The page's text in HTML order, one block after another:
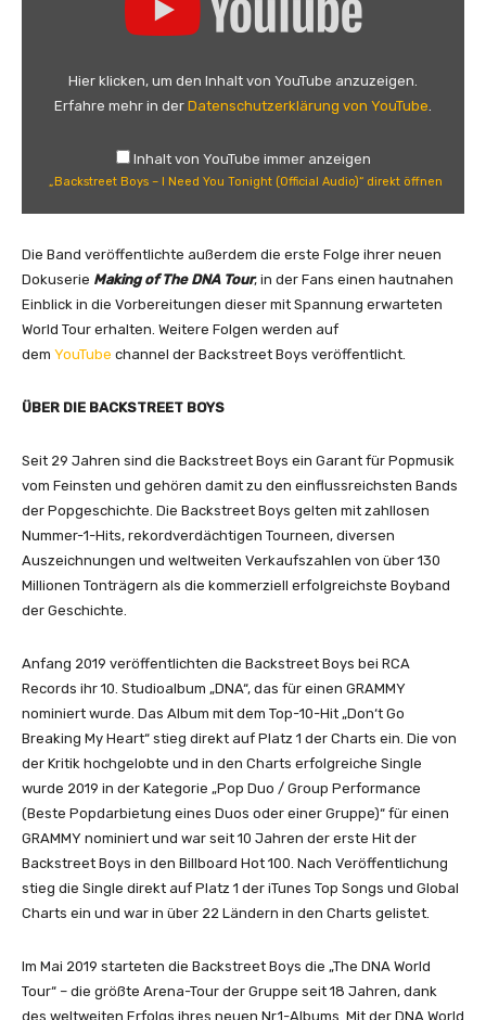
B
o
y
s
–
N
g
h
t
(
O
f
f
i
c
i
a
A
u
Hier klicken, um den Inhalt von YouTube anzuzeigen.
Erfahre mehr in der Datenschutzerklärung von YouTube.
Inhalt von YouTube immer anzeigen
„Backstreet Boys – I Need You Tonight (Official Audio)“ direkt öffnen
Die Band veröffentlichte außerdem die erste Folge ihrer neuen
Dokuserie Making of The DNA Tour, in der Fans einen hautnahen
Einblick in die Vorbereitungen dieser mit Spannung erwarteten
World Tour erhalten. Weitere Folgen werden auf
dem YouTube channel der Backstreet Boys veröffentlicht.
ÜBER DIE BACKSTREET BOYS
Seit 29 Jahren sind die Backstreet Boys ein Garant für Popmusik
vom Feinsten und gehören damit zu den einflussreichsten Bands
der Popgeschichte. Die Backstreet Boys gelten mit zahllosen
Nummer-1-Hits, rekordverdächtigen Tourneen, diversen
Auszeichnungen und weltweiten Verkaufszahlen von über 130
Millionen Tonträgern als die kommerziell erfolgreichste Boyband
der Geschichte.
Anfang 2019 veröffentlichten die Backstreet Boys bei RCA
Records ihr 10. Studioalbum „DNA“, das für einen GRAMMY
nominiert wurde. Das Album mit dem Top-10-Hit „Don‘t Go
Breaking My Heart“ stieg direkt auf Platz 1 der Charts ein. Die von
der Kritik hochgelobte und in den Charts erfolgreiche Single
wurde 2019 in der Kategorie „Pop Duo / Group Performance
(Beste Popdarbietung eines Duos oder einer Gruppe)“ für einen
GRAMMY nominiert und war seit 10 Jahren der erste Hit der
Backstreet Boys in den Billboard Hot 100. Nach Veröffentlichung
stieg die Single direkt auf Platz 1 der iTunes Top Songs und Global
Charts ein und war in über 22 Ländern in den Charts gelistet.
Im Mai 2019 starteten die Backstreet Boys die „The DNA World
Tour“ – die größte Arena-Tour der Gruppe seit 18 Jahren, dank
des weltweiten Erfolgs ihres neuen Nr.1-Albums. Mit der DNA World